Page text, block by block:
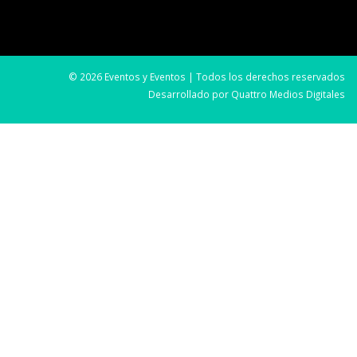
© 2026 Eventos y Eventos | Todos los derechos reservados
Desarrollado por Quattro Medios Digitales